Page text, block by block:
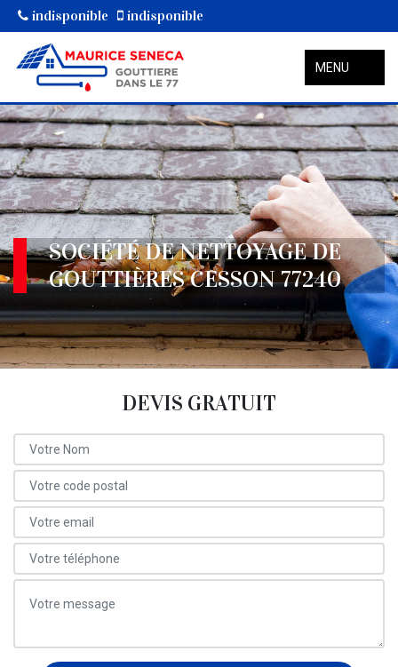
indisponible indisponible
MENU
SOCIÉTÉ DE NETTOYAGE DE
GOUTTIÈRES CESSON 77240
DEVIS GRATUIT